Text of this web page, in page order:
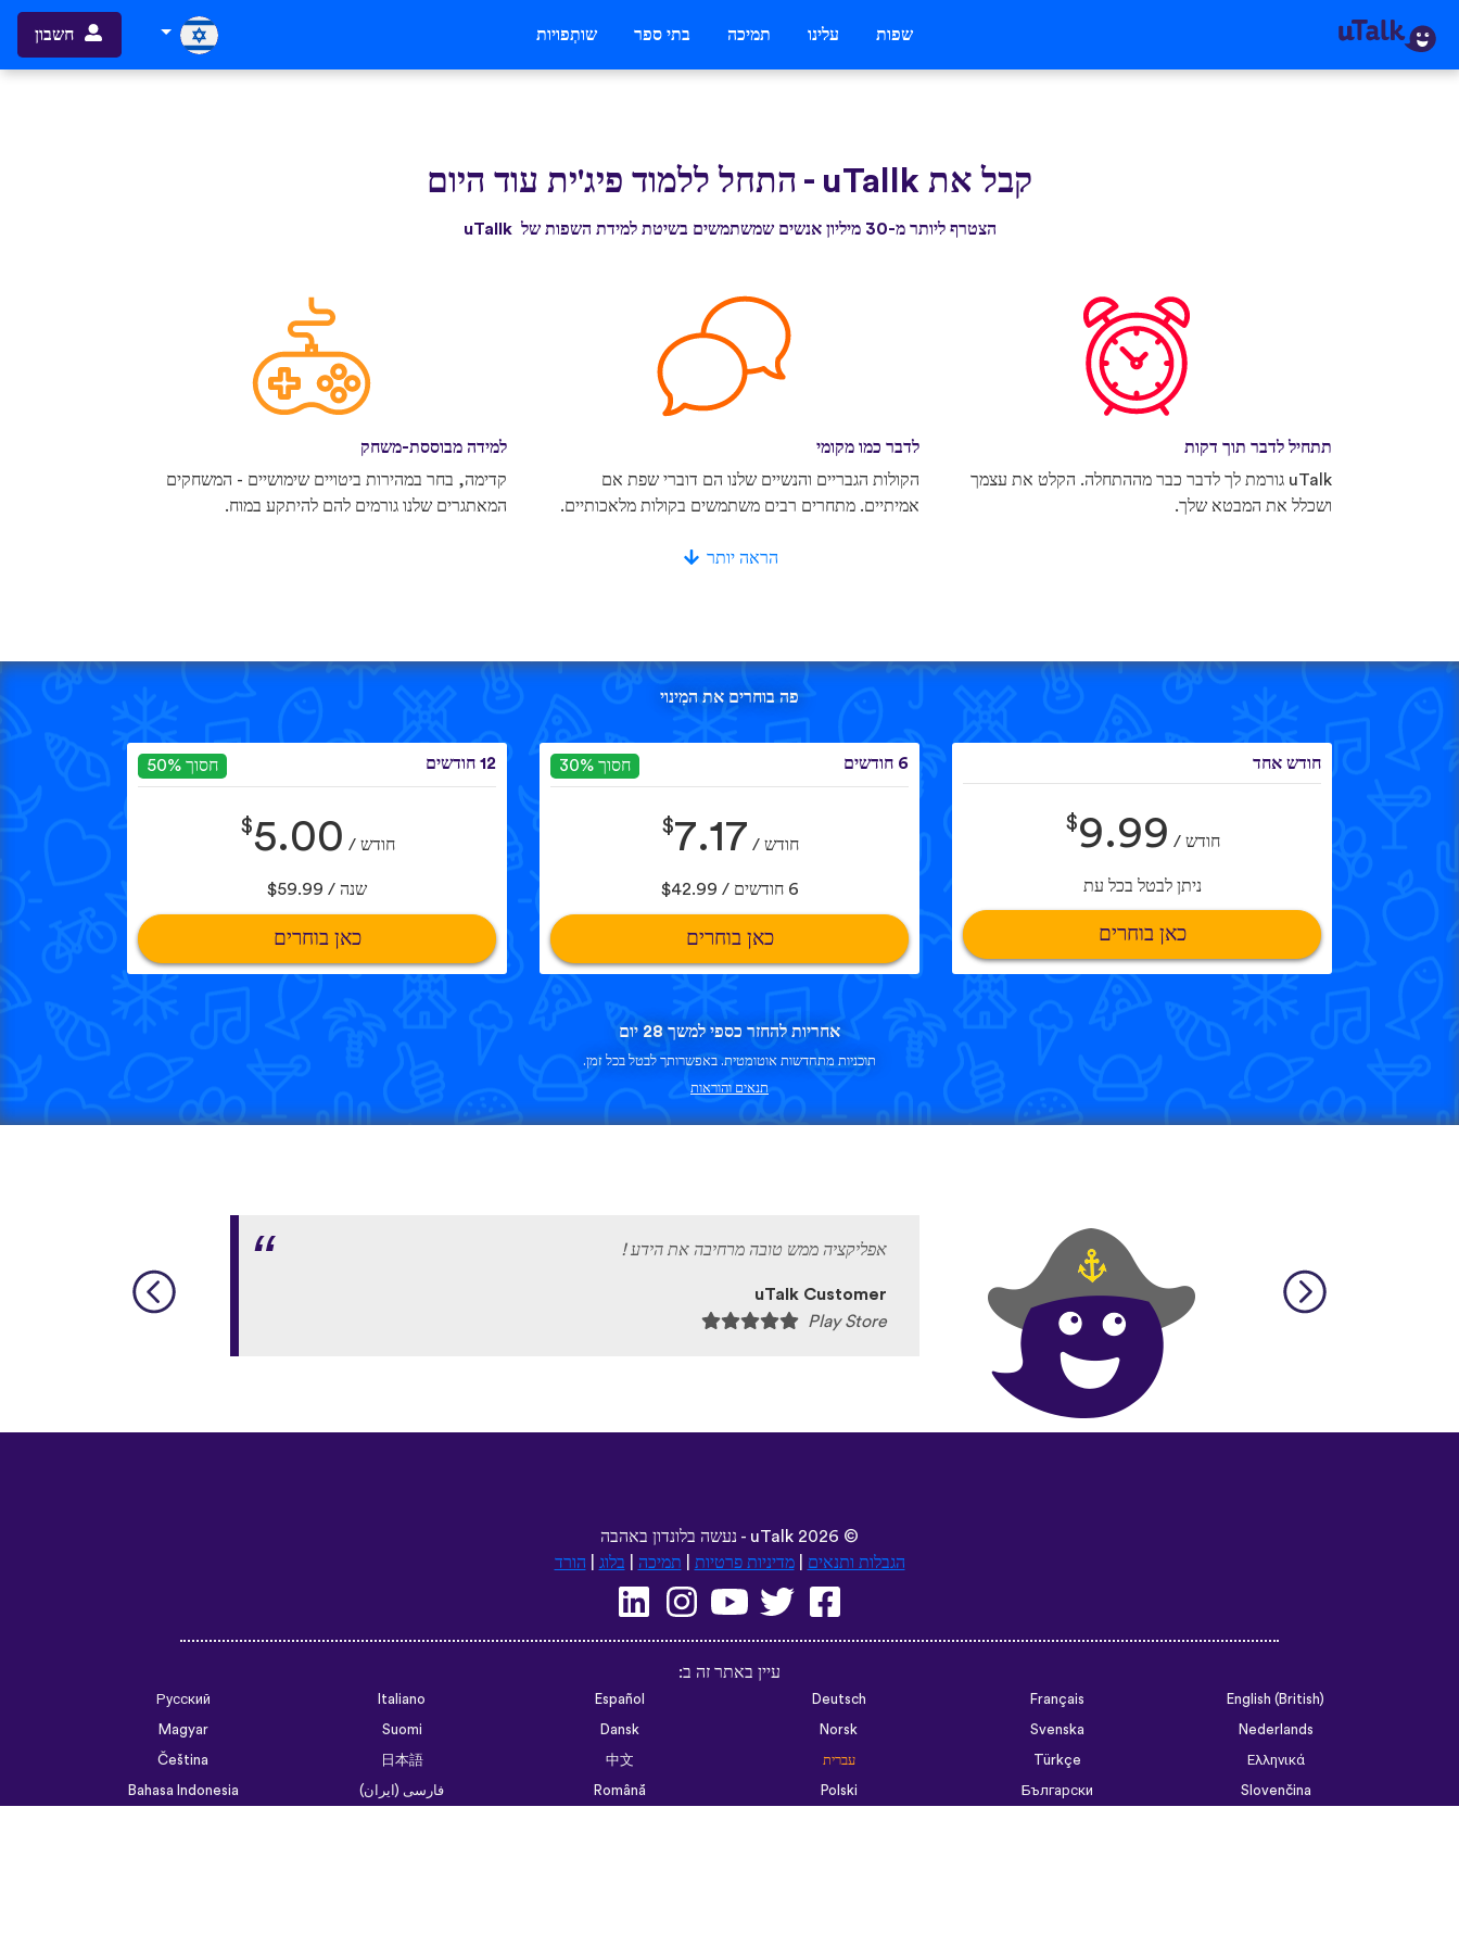
שפות עלינו תמיכה בתי ספר שותְפויות חשבון
קבל את uTallk - התחל ללמוד פיג'ית עוד היום
הצטרף ליותר מ-30 מיליון אנשים שמשתמשים בשיטת למידת השפות של uTallk
תתחיל לדבר תוך דקות
uTalk גורמת לך לדבר כבר מההתחלה. הקלט את עצמך
ושכלל את המבטא שלך.
לדבר כמו מקומי
הקולות הגבריים והנשיים שלנו הם דוברי שפת אם
אמיתיים. מתחרים רבים משתמשים בקולות מלאכותיים.
למידה מבוססת-משחק
קדימה, בחר במהירות ביטויים שימושיים - המשחקים
המאתגרים שלנו גורמים להם להיתקע במוח.
הראה יותר
פה בוחרים את המִינוי
חודש אחד
חודש /
$9.99
ניתן לבטל בכל עת
כאן בוחרים
6 חודשים חסוך 30%
חודש /
$7.17
6 חודשים / $42.99
כאן בוחרים
12 חודשים חסוך 50%
חודש /
$5.00
שנה / $59.99
כאן בוחרים
אחריות להחזר כספי למשך 28 יום
תוכניות מתחדשות אוטומטית. באפשרותך לבטל בכל זמן.
תנאים והוראות
אפליקציה ממש טובה מרחיבה את הידע !
uTalk Customer
Play Store
©
uTalk 2026 - נעשה בלונדון באהבה
הגבלות ותנאים |מדיניות פרטיות תמיכה בלוג הורד
עיין באתר זה ב:
English (British)
Français
Deutsch
Español
Italiano
Русский
Nederlands
Svenska
Norsk
Dansk
Suomi
Magyar
Ελληνικά
Türkçe עברית 中文
日本語
Čeština
Slovenčina
Български
Polski
Română فارسی (ایران)
Bahasa Indonesia